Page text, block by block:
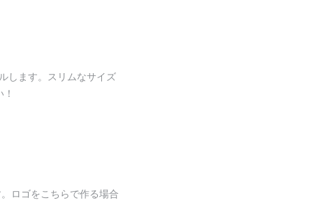
します。スリムなサイズ
ロゴをこちらで作る場合